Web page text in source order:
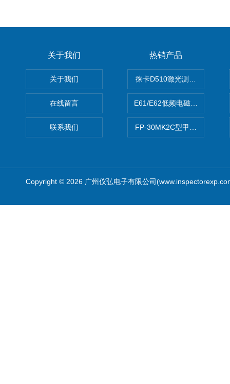
关于我们
关于我们
在线留言
联系我们
热销产品
徕卡D510激光测距仪
E61/E62低频电磁场强度分析
FP-30MK2C型甲醛检测仪
Copyright © 2026 广州仪弘电子有限公司